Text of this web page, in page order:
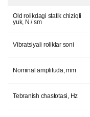
Old rolikdagi statik chiziqli
yuk, N / sm
Vibratsiyali roliklar soni
Nominal amplituda, mm
Tebranish chastotasi, Hz